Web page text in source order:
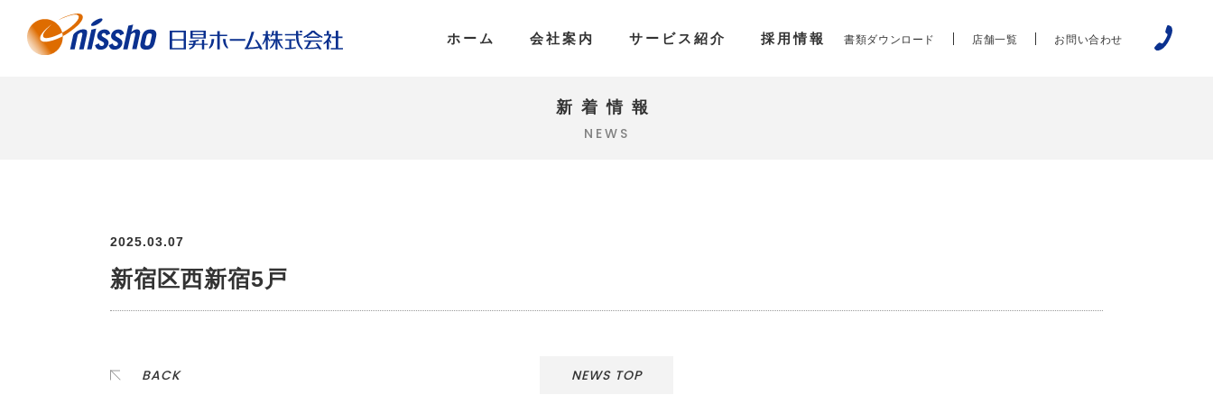
ホーム 会社案内 サービス紹介 採用情報 書類ダウンロード 店舗一覧 お問い合わせ
新着情報
NEWS
2025.03.07
新宿区西新宿5戸
BACK NEWS TOP